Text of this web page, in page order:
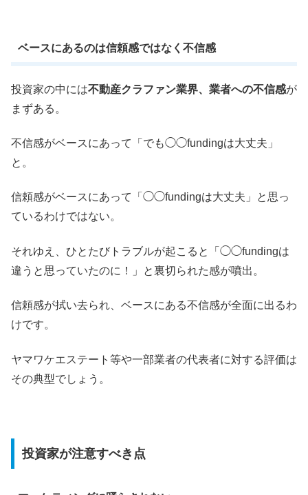
ベースにあるのは信頼感ではなく不信感
投資家の中には不動産クラファン業界、業者への不信感が
まずある。
不信感がベースにあって「でも◯◯fundingは大丈夫」
と。
信頼感がベースにあって「◯◯fundingは大丈夫」と思っ
ているわけではない。
それゆえ、ひとたびトラブルが起こると「◯◯fundingは
違うと思っていたのに！」と裏切られた感が噴出。
信頼感が拭い去られ、ベースにある不信感が全面に出るわ
けです。
ヤマワケエステート等や一部業者の代表者に対する評価は
その典型でしょう。
投資家が注意すべき点